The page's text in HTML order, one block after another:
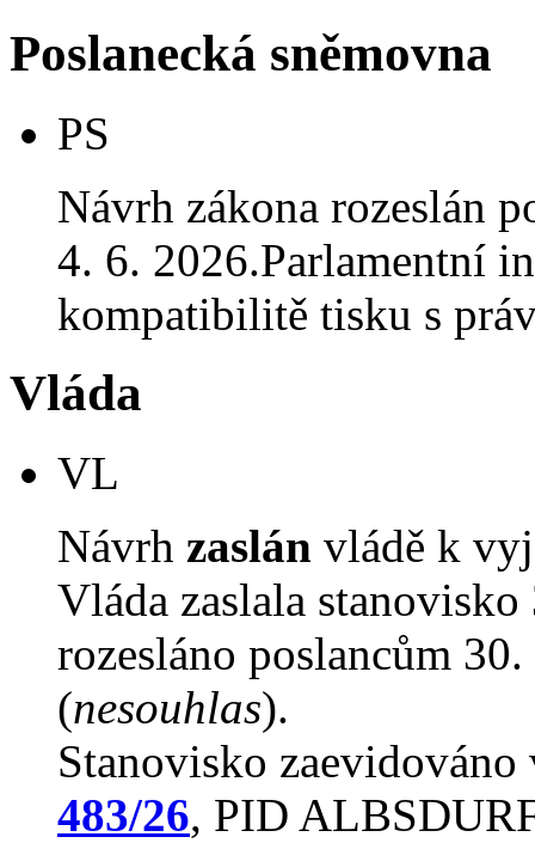
Poslanecká sněmovna
PS
Návrh zákona rozeslán
4. 6. 2026.Parlamentní
kompatibilitě tisku s
Vláda
VL
Návrh zaslán vládě k
Vláda zaslala
rozesláno poslancům
(nesouhlas).
Stanovisko
483/26, PID